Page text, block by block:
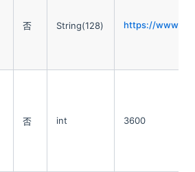
否 String(128) https://
否 int 3600